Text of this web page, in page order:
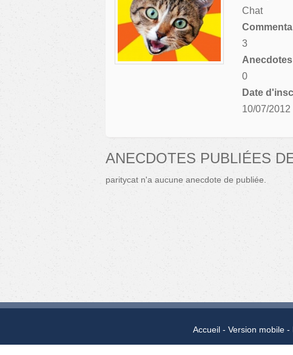
Chat
3
0
Date
10/07/2012
ANECDOTES PUBLIÉES
paritycat n'a aucune anecdote de publiée.
Accueil Version mobile